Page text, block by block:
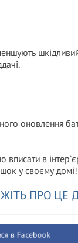
оновлення
в
у своєму домі!
ПРО ЦЕ
в Facebook